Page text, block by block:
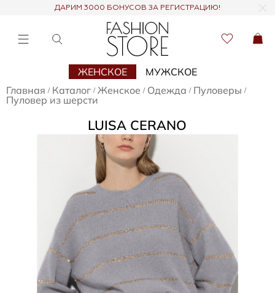
ДАРИМ 3000 БОНУСОВ ЗА РЕГИСТРАЦИЮ!
ЖЕНСКОЕ
МУЖСКОЕ
Главная / Каталог / Женское / Одежда / Пуловеры /
Пуловер из шерсти
LUISA CERANO